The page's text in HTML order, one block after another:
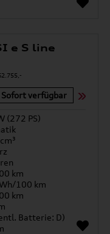
e S line
Sofort verfügbar
(272 PS)
km
100 km
km
Batterie: D)